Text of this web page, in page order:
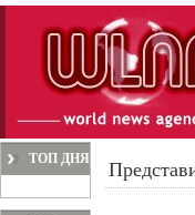
ТОП ДНЯ